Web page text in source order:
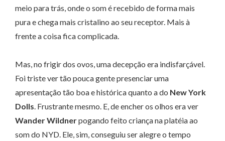
meio para trás, onde o som é recebido de forma mais
pura e chega mais cristalino ao seu receptor. Mais à
frente a coisa fica complicada.
Mas, no frigir dos ovos, uma decepção era indisfarçável.
Foi triste ver tão pouca gente presenciar uma
apresentação tão boa e histórica quanto a do New York
Dolls. Frustrante mesmo. E, de encher os olhos era ver
Wander Wildnerpogando feito criança na platéia ao
som do NYD. Ele, sim, conseguiu ser alegre o tempo